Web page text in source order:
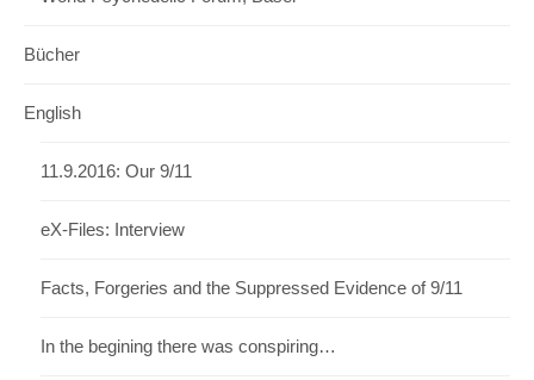
Bücher
English
11.9.2016: Our 9/11
eX-Files: Interview
Facts, Forgeries and the Suppressed Evidence of 9/11
In the begining there was conspiring…